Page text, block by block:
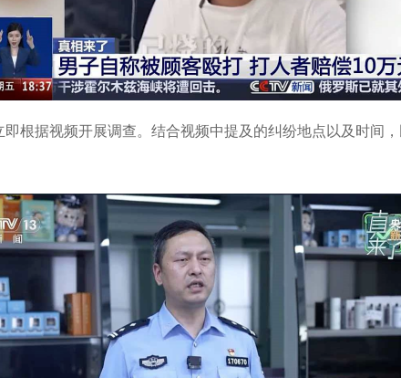
根据视频开展调查。结合视频中提及的纠纷地点以及时间